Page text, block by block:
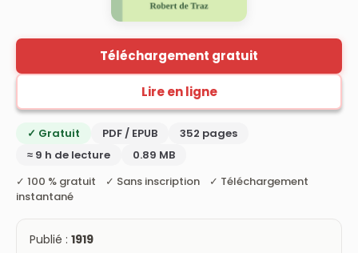
Téléchargement gratuit
Lire en ligne
✓ Gratuit PDF / EPUB
352 pages
≈ 9 h de lecture
0.89 MB
✓ 100 % gratuit ✓ Sans inscription ✓ Téléchargement
instantané
Publié : 1919